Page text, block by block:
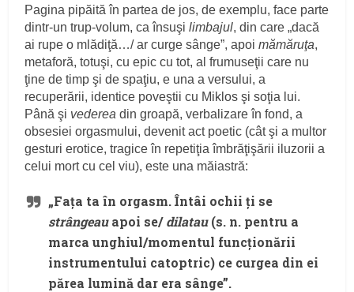
Pagina pipăită în partea de jos, de exemplu, face parte
dintr-un trup-volum, ca însuşilimbajul, din care „dacă
ai rupe o mlădiţă…/ ar curge sânge”, apoimămăruţa,
metaforă, totuşi, cu epic cu tot, al frumuseţii care nu
ţine de timp şi de spaţiu, e una a versului, a
recuperării, identice poveştii cu Miklos şi soţia lui.
Până şi vederea din groapă, verbalizare în fond, a
obsesiei orgasmului, devenit act poetic (cât şi a multor
gesturi erotice, tragice în repetiţia îmbrăţişării iluzorii a
celui mort cu cel viu), este una măiastră:
„Faţa ta în orgasm. Întâi ochii ţi se
strângeauapoi se/dilatau(s. n. pentru a
marca unghiul/momentul funcţionării
instrumentului catoptric) ce curgea din ei
părea lumină dar era sânge”.